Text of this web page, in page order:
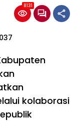
8131
kolaborasi